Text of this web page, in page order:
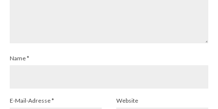
Name*
E-Mail-Adresse* Website